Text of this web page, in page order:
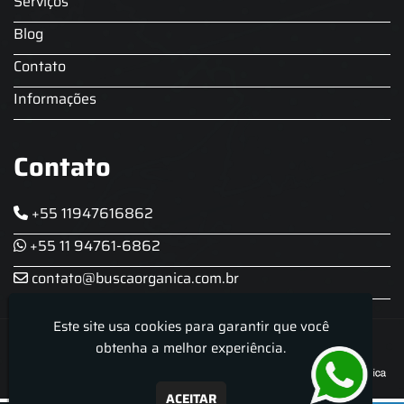
Blog
Contato
Informações
Contato
+55 11947616862
+55 11 94761-6862
contato@buscaorganica.com.br
Roda do Chopp - Aluguel De Chopeira
Este site usa cookies para garantir que você
obtenha a melhor experiência.
ACEITAR